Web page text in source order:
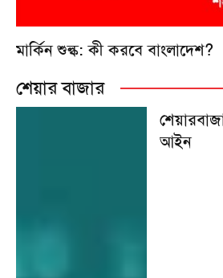
মার্কিন শুল্ক: কী করবে বাংলাদেশ?
শেয়ার বাজার
আইন